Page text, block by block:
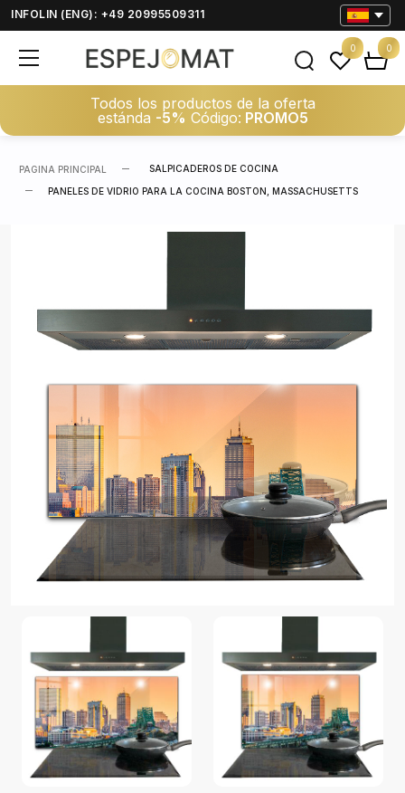
INFOLIN (ENG): +49 20995509311
Todos los productos de la oferta
estánda -5% Código: PROMO5
0 0
PAGINA PRINCIPAL SALPICADEROS DE COCINA
PANELES DE VIDRIO PARA LA COCINA BOSTON, MASSACHUSETTS